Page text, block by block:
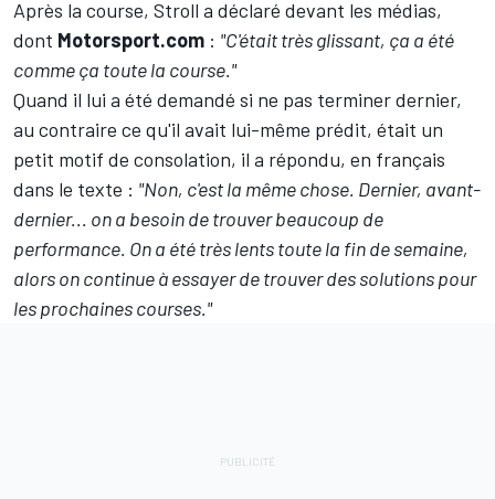
Après la course, Stroll a déclaré devant les médias,
dont Motorsport.com : "C'était très glissant, ça a été
comme ça toute la course."
Quand il lui a été demandé si ne pas terminer dernier,
au contraire ce qu'il avait lui-même prédit, était un
petit motif de consolation, il a répondu, en français
dans le texte : "Non, c'est la même chose. Dernier, avant-
dernier... on a besoin de trouver beaucoup de
performance. On a été très lents toute la fin de semaine,
alors on continue à essayer de trouver des solutions pour
les prochaines courses."